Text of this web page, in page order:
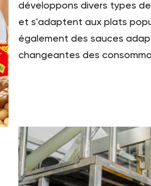
développons divers types
et s'adaptent aux plats
également des sauces
changeantes des